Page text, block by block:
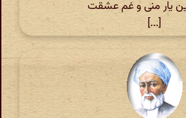
یار منی و غم عشقت
[...]